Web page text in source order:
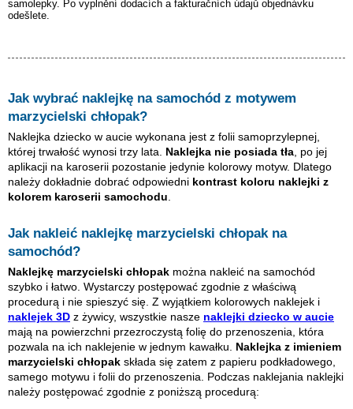
samolepky. Po vyplnění dodacích a fakturačních údajů objednávku
odešlete.
Jak wybrać naklejkę na samochód z motywem
marzycielski chłopak?
Naklejka dziecko w aucie wykonana jest z folii samoprzylepnej,
której trwałość wynosi trzy lata. Naklejka nie posiada tła , po jej
aplikacji na karoserii pozostanie jedynie kolorowy motyw. Dlatego
należy dokładnie dobrać odpowiedni kontrast koloru naklejki z
kolorem karoserii samochodu
Jak nakleić naklejkę marzycielski chłopak na
samochód?
Naklejkę marzycielski chłopak można nakleić na samochód
szybko i łatwo. Wystarczy postępować zgodnie z właściwą
procedurą i nie spieszyć się. Z wyjątkiem kolorowych naklejek i
naklejek 3D z żywicy, wszystkie nasze naklejki dziecko w aucie
mają na powierzchni przezroczystą folię do przenoszenia, która
pozwala na ich naklejenie w jednym kawałku. Naklejka z imieniem
marzycielski chłopak składa się zatem z papieru podkładowego,
samego motywu i folii do przenoszenia. Podczas naklejania naklejki
należy postępować zgodnie z poniższą procedurą: